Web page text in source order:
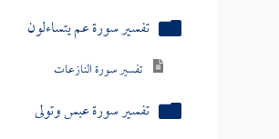
تفسير سورة إذا السماء انشقت
والسجود فيها
تفسير سورة البروج
تفسير سورة الطارق